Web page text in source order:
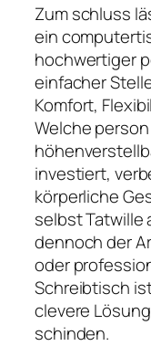
Zum schluss
ein
hochwertiger
einfacher
Komfort,
Welche
investiert,
körperliche
selbst Tatwille
dennoch der
oder
Schreibtisch
clevere
schinden.